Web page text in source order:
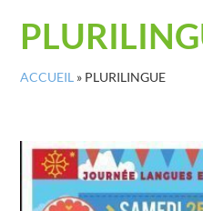
ACCUEIL » PLURILINGUE